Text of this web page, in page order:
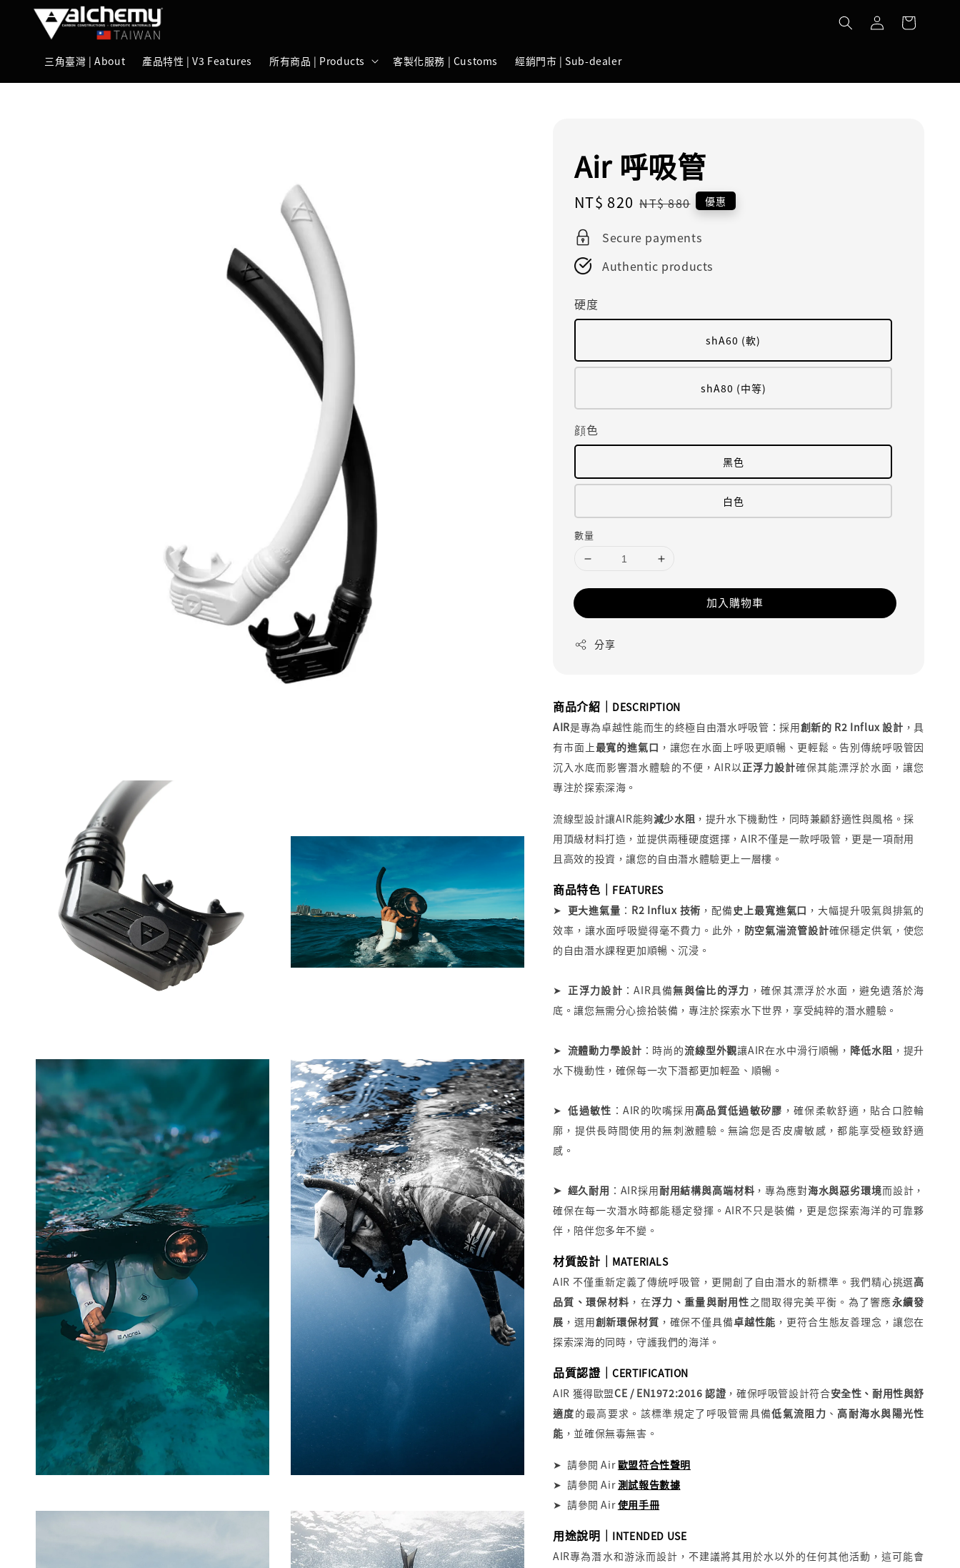
三角臺灣 | About 產品特性 | V3 Features 所有商品 | Products 客製化服務 | Customs 經銷門市 | Sub-dealer
Air 呼吸管
Sale
price
NT$ 820 Regular
NT$ 880 優惠
Secure payments
Authentic products
硬度
shA60 (軟)
shA80 (中等)
顔色
黑色
白色
數量
加入購物車
分享
商品介紹｜ DESCRIPTION
AIR是專為卓越性能而生的終極自由潛水呼吸管：採用創新的 R2 Influx 設計 ，具
有市面上最寬的進氣口 ，讓您在水面上呼吸更順暢、更輕鬆。告別傳統呼吸管因
沉入水底而影響潛水體驗的不便，AIR以正浮力設計確保其能漂浮於水面，讓您
專注於探索深海。
流線型設計讓AIR能夠減少水阻 ，提升水下機動性，同時兼顧舒適性與風格。採
用頂級材料打造，並提供兩種硬度選擇， AIR不僅是一款呼吸管，更是一項耐用
且高效的投資，讓您的自由潛水體驗更上一層樓。
商品特色｜ FEATURES
➤ 更大進氣量 ： R2 Influx 技術 ，配備史上最寬進氣口 ，大幅提升吸氣與排氣的
效率，讓水面呼吸變得毫不費力。此外， 防空氣湍流管設計確保穩定供氧，使您
的自由潛水課程更加順暢、沉浸。
➤ 正浮力設計 ：AIR具備無與倫比的浮力 ，確保其漂浮於水面，避免遺落於海
底。讓您無需分心撿拾裝備，專注於探索水下世界，享受純粹的潛水體驗。
➤ 流體動力學設計 ：時尚的流線型外觀讓AIR在水中滑行順暢， 降低水阻 ，提升
水下機動性，確保每一次下潛都更加輕盈、順暢。
➤低過敏性 ：AIR的吹嘴採用高品質低過敏矽膠 ，確保柔軟舒適，貼合口腔輪
廓，提供長時間使用的無刺激體驗。無論您是否皮膚敏感，都能享受極致舒適
感。
➤ 經久耐用 ： AIR採用耐用結構與高端材料 ，專為應對海水與惡劣環境而設計，
確保在每一次潛水時都能穩定發揮。 AIR不只是裝備，更是您探索海洋的可靠夥
伴，陪伴您多年不變。
材質設計｜ MATERIALS
AIR 不僅重新定義了傳統呼吸管，更開創了自由潛水的新標準。我們精心挑選高
品質、環保材料 ，在浮力、重量與耐用性之間取得完美平衡。為了響應永續發
展 ，選用創新環保材質 ，確保不僅具備卓越性能 ，更符合生態友善理念，讓您在
探索深海的同時，守護我們的海洋。
品質認證｜CERTIFICATION
AIR 獲得歐盟CE / EN1972:2016 認證 ，確保呼吸管設計符合安全性、耐用性與舒
適度的最高要求。該標準規定了呼吸管需具備低氣流阻力 、 高耐海水與陽光性
能 ，並確保無毒無害。
➤ 請參閱 Air歐盟符合性聲明
➤ 請參閱Air測試報告數據
➤ 請參閱 Air使用手冊
用途說明｜ INTENDED USE
AIR專為潛水和游泳而設計，不建議將其用於水以外的任何其他活動，這可能會